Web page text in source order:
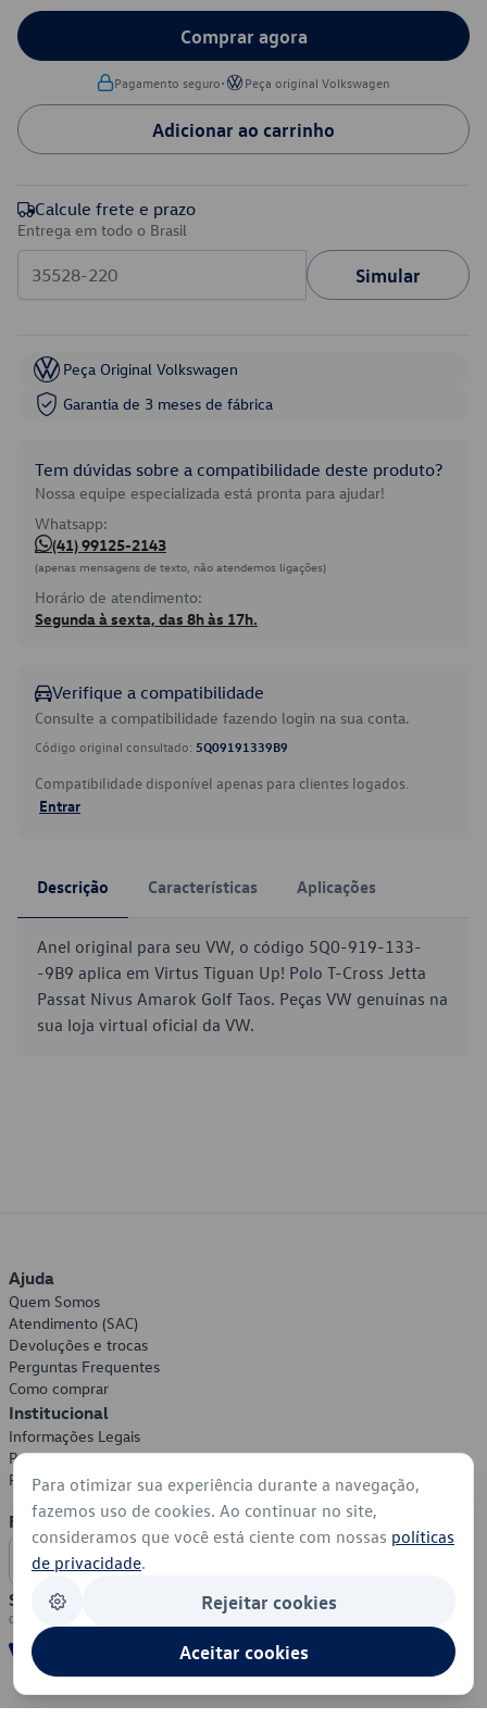
Comprar agora
Pagamento seguro• Peça original Volkswagen
Adicionar ao carrinho
Calcule frete e prazo
Entrega em todo o Brasil
Simular
Peça Original Volkswagen
Garantia de 3 meses de fábrica
Tem dúvidas sobre a compatibilidade deste produto?
Nossa equipe especializada está pronta para ajudar!
Whatsapp:
(41) 99125-2143
(apenas mensagens de texto, não atendemos ligações)
Horário de atendimento:
Segunda à sexta, das 8h às 17h.
Verifique a compatibilidade
Consulte a compatibilidade fazendo login na sua conta.
Código original consultado: 5Q09191339B9
Compatibilidade disponível apenas para clientes logados.
Entrar
Descrição Características Aplicações
Anel original para seu VW, o código 5Q0-919-133-
-9B9 aplica em Virtus Tiguan Up! Polo T-Cross Jetta
Passat Nivus Amarok Golf Taos. Peças VW genuínas na
sua loja virtual oficial da VW.
Ajuda
Quem Somos
Atendimento (SAC)
Devoluções e trocas
Perguntas Frequentes
Como comprar
Institucional
Informações Legais
Política de Privacidade
Política de Cookies
Formas de Pagamento
Segurança
Para otimizar sua experiência durante a navegação,
fazemos uso de cookies. Ao continuar no site,
consideramos que você está ciente com nossas políticas
de privacidade.
Rejeitar cookies
Aceitar cookies